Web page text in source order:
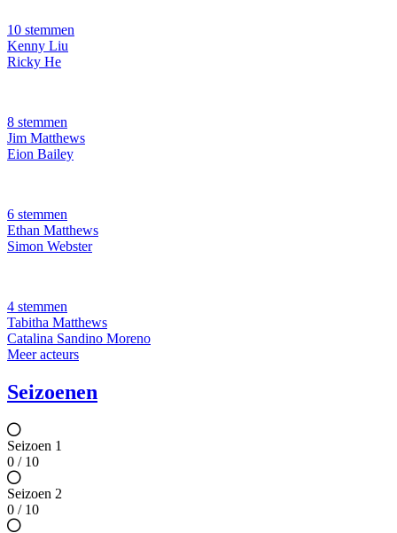
10 stemmen
Kenny Liu
Ricky He
8 stemmen
Jim Matthews
Eion Bailey
6 stemmen
Ethan Matthews
Simon Webster
4 stemmen
Tabitha Matthews
Catalina Sandino Moreno
Meer acteurs
Seizoenen
Seizoen 1
0 / 10
Seizoen 2
0 / 10